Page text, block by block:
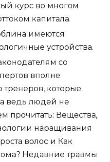
курс во многом
капитала.
имеются
устройства.
со
вполне
тренеров, которые
ведь людей не
прочитать: Вещества,
наращивания
волос и Как
Недавние травмы